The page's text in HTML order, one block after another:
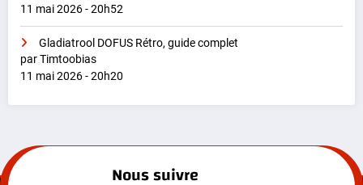
11 mai 2026 - 20h52
Gladiatrool DOFUS Rétro, guide complet
par Timtoobias
11 mai 2026 - 20h20
Nous suivre